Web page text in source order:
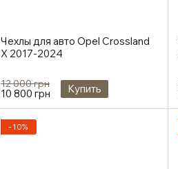
Чехлы для авто Opel Crossland
X 2017-2024
12 000 грн
10 800 грн Купить
−10%